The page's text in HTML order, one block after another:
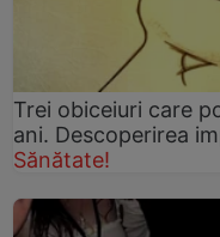
Trei obiceiuri care
ani. Descoperirea
Sănătate!